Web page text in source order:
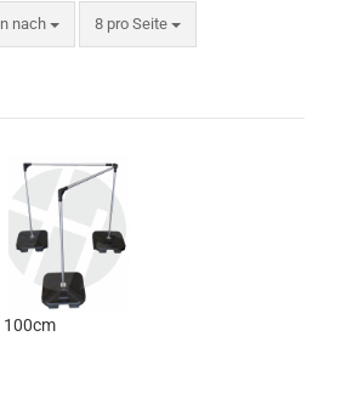
nach
nach 8 pro Seite
pro Seite
100cm